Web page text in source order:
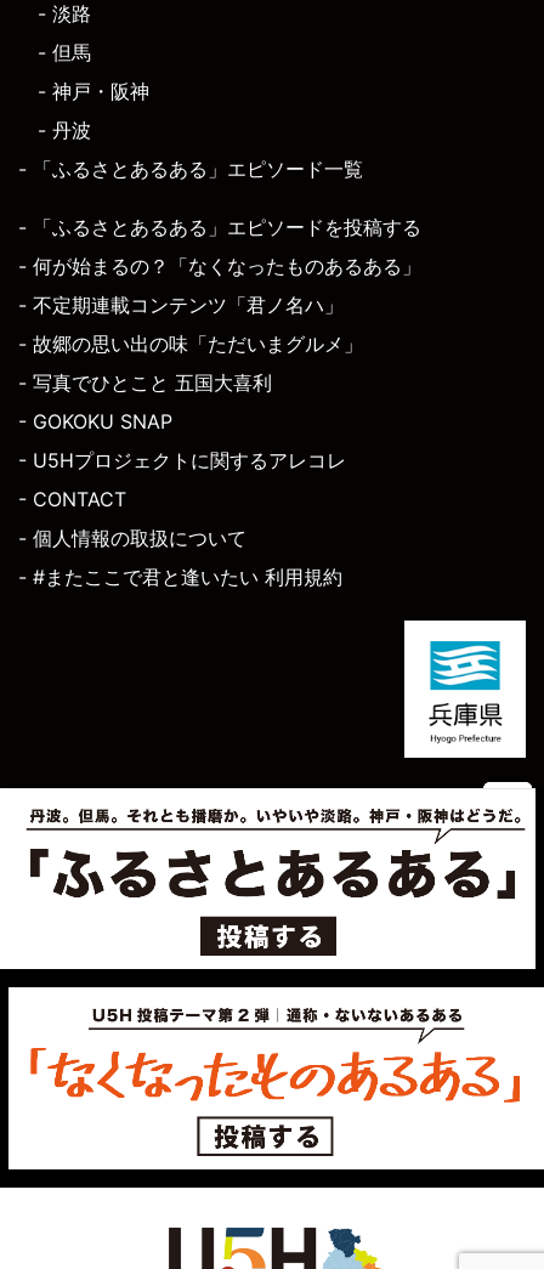
- 淡路
- 但馬
- 神戸・阪神
- 丹波
- 「ふるさとあるある」エピソード一覧
- 「ふるさとあるある」エピソードを投稿する
- 何が始まるの？「なくなったものあるある」
- 不定期連載コンテンツ「君ノ名ハ」
- 故郷の思い出の味「ただいまグルメ」
- 写真でひとこと 五国大喜利
- GOKOKU SNAP
- U5Hプロジェクトに関するアレコレ
- CONTACT
- 個人情報の取扱について
- #またここで君と逢いたい 利用規約